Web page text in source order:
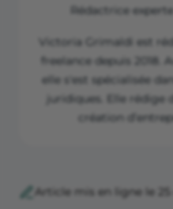
Rédactrice
Victoria Grimaldi est
freelance depuis 2018.
elle s'est spécialisée
juridiques. Elle rédige
création
Article mis en ligne le 25